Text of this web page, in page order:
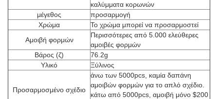
καλύμματα κορωνών
μέγεθος
προσαρμογή
Χρώμα
Το χρώμα μπορεί να προσαρμοστεί
Αμοιβή φορμών
Περισσότερες από 5.000 ελεύθερες
αμοιβές φορμών
Βάρος (ζ)
76.2g
Υλικό
Ξύλινος
Προσαρμοσμένο σχέδιο
άνω των 5000pcs, καμία δαπάνη
αμοιβών φορμών για το απλό σχέδιο.
κάτω από 5000pcs, αμοιβή μόνο $200